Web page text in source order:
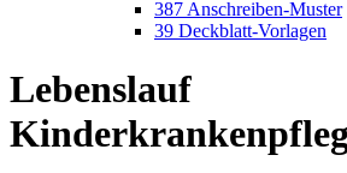
387 Anschreiben-Muster
39 Deckblatt-Vorlagen
Lebenslauf